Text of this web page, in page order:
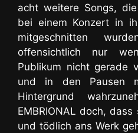
acht weitere Songs,
bei einem Konzert in
mitgeschnitten
offensichtlich nur
Publikum nicht gerade
und in den Pausen
Hintergrund
EMBRIONAL doch,
und tödlich ans Werk